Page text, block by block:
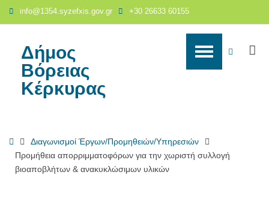
Προμήθεια
χωριστή
συλλογή
βιοαποβλήτων
Δήμος
Βόρειας
info@1354.syzefxis.gov.gr +30 26633 60155
Δήμος
Βόρειας
Κέρκυρας
HomeΔιαγωνισμοί Έργων/Προμηθειών/Υπηρεσιών
Προμήθεια απορριμματοφόρων για την χωριστή συλλογή
βιοαποβλήτων & ανακυκλώσιμων υλικών